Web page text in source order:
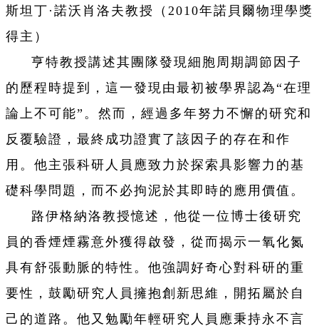
斯坦丁·諾沃肖洛夫教授（2010年諾貝爾物理學獎
得主）
亨特教授講述其團隊發現細胞周期調節因子
的歷程時提到，這一發現由最初被學界認為“在理
論上不可能”。然而，經過多年努力不懈的研究和
反覆驗證，最終成功證實了該因子的存在和作
用。他主張科研人員應致力於探索具影響力的基
礎科學問題，而不必拘泥於其即時的應用價值。
路伊格納洛教授憶述，他從一位博士後研究
員的香煙煙霧意外獲得啟發，從而揭示一氧化氮
具有舒張動脈的特性。他強調好奇心對科研的重
要性，鼓勵研究人員擁抱創新思維，開拓屬於自
己的道路。他又勉勵年輕研究人員應秉持永不言